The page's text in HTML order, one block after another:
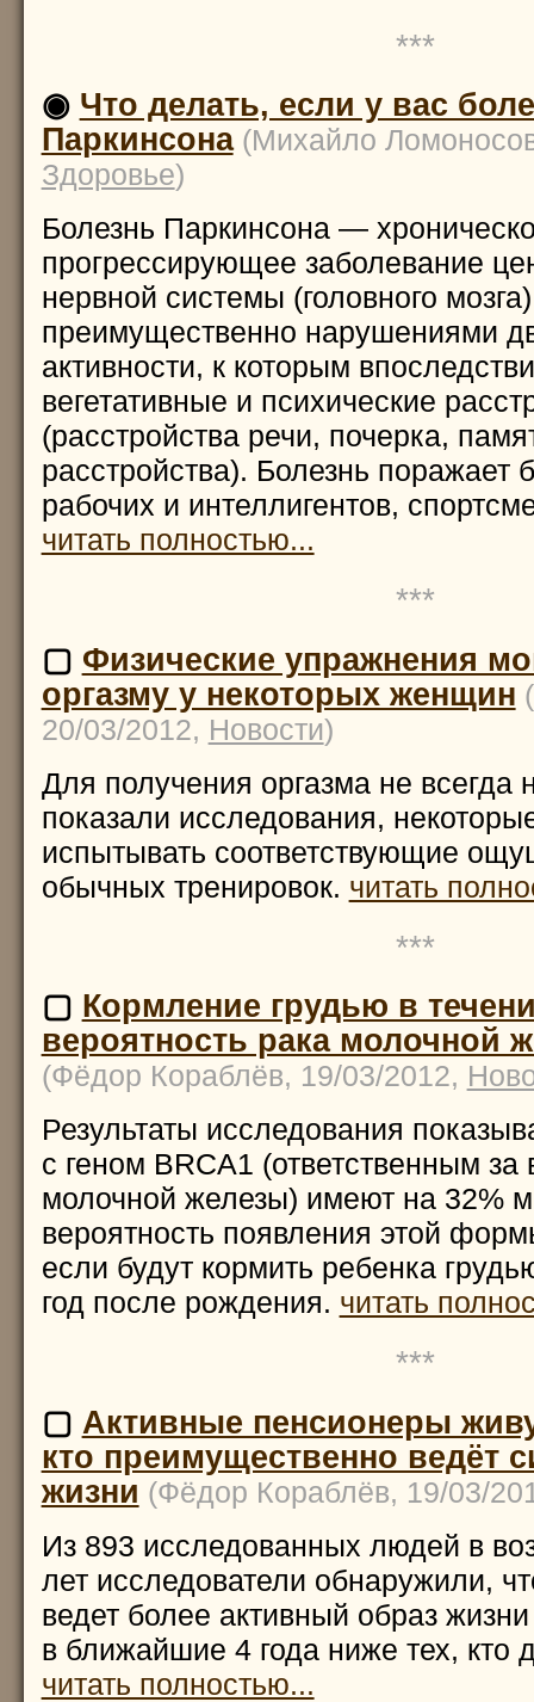
***
◉ Что делать, если у вас
Паркинсона (Михайло
Здоровье)
Болезнь Паркинсона —
прогрессирующее заболевание
нервной системы (головного
преимущественно нарушениями
активности, к которым
вегетативные и психические
(расстройства речи, почерка,
расстройства). Болезнь поражает
рабочих и интеллигентов,
читать полностью...
***
▢ Физические упражнения
оргазму у некоторых женщин
20/03/2012, Новости)
Для получения оргазма не всегда
показали исследования,
испытывать соответствующие
обычных тренировок. читать
***
▢ Кормление грудью в
вероятность рака молочной
(Фёдор Кораблёв, 19/03/2012,
Результаты исследования
с геном BRCA1 (ответственным за
молочной железы) имеют на 32%
вероятность появления этой
если будут кормить ребенка
год после рождения. читать
***
▢ Активные пенсионеры
кто преимущественно ведёт
жизни (Фёдор Кораблёв, 19/03/
Из 893 исследованных людей в
лет исследователи обнаружили,
ведет более активный образ
в ближайшие 4 года ниже тех, кто
читать полностью...